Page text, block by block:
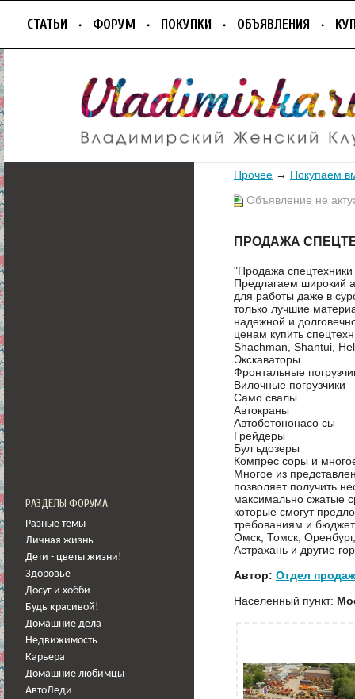
СТАТЬИ ФОРУМ ПОКУПКИ ОБЪЯВЛЕНИЯ
РАЗДЕЛЫ ФОРУМА
Разные темы
Личная жизнь
Дети - цветы жизни!
Здоровье
Досуг и хобби
Будь красивой!
Домашние дела
Недвижимость
Карьера
Домашние любимцы
АвтоЛеди
Прочее → Покупаем
Объявление не
ПРОДАЖА
"Продажа спецтехники
Предлагаем широкий
для работы даже в
только лучшие
надежной и
ценам купить
Shachman, Shantui,
Экскаваторы
Фронтальные
Вилочные погрузчики
Само свалы
Автокраны
Автобетононасо сы
Грейдеры
Бул ьдозеры
Компрес соры и
Многое из
позволяет получить
максимально сжатые
которые смогут
требованиям и
Омск, Томск,
Астрахань и другие
Автор: Отдел продаж
Населенный пункт: